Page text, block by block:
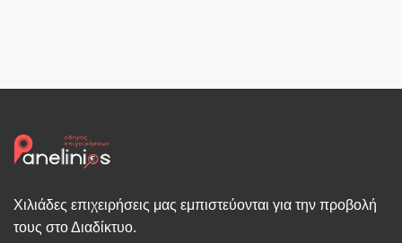
Χιλιάδες επιχειρήσεις μας εμπιστεύονται για την προβολή
τους στο Διαδίκτυο.